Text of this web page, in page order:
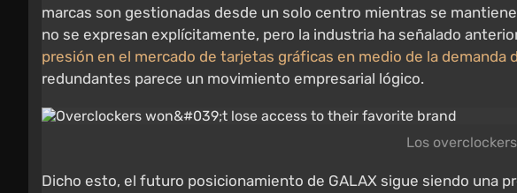
marcas son gestionadas desde un solo centro mientras se
no se expresan explícitamente, pero la industria ha señalado
presión en el mercado de tarjetas gráficas en medio de la demanda
redundantes parece un movimiento empresarial lógico.
Los
Dicho esto, el futuro posicionamiento de GALAX sigue siendo una